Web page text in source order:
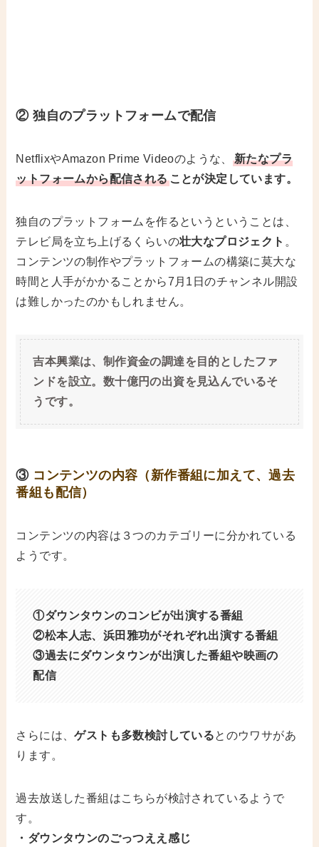
② 独自のプラットフォームで配信
NetflixやAmazon Prime Videoのような、
新たなプラ
ットフォームから配信されることが決定しています。
独自のプラットフォームを作るというということは、
テレビ局を立ち上げるくらいの壮大なプロジェクト 。
コンテンツの制作やプラットフォームの構築に莫大な
時間と人手がかかることから7月1日のチャンネル開設
は難しかったのかもしれません。
吉本興業は、制作資金の調達を目的としたファ
ンドを設立。数十億円の出資を見込んでいるそ
うです。
③ コンテンツの内容（新作番組に加えて、過去
番組も配信）
コンテンツの内容は３つのカテゴリーに分かれている
ようです。
①ダウンタウンのコンビが出演する番組
②松本人志、浜田雅功がそれぞれ出演する番組
③過去にダウンタウンが出演した番組や映画の
配信
さらには、ゲストも多数検討しているとのウワサがあ
ります。
過去放送した番組はこちらが検討されているようで
す。
・ダウンタウンのごっつええ感じ